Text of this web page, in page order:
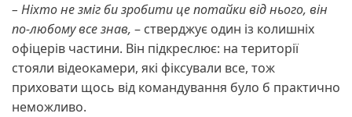
– Ніхто не зміг би зробити це потайки від нього, він
по-любому все знав, – стверджує один із колишніх
офіцерів частини. Він підкреслює: на території
стояли відеокамери, які фіксували все, тож
приховати щось від командування було б практично
неможливо.